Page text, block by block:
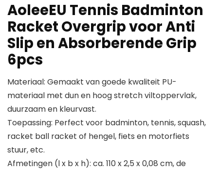
AoleeEU Tennis Badminton
Racket Overgrip voor Anti
Slip en Absorberende Grip
6pcs
Materiaal: Gemaakt van goede kwaliteit PU-
materiaal met dun en hoog stretch viltoppervlak,
duurzaam en kleurvast.
Toepassing: Perfect voor badminton, tennis, squash,
racket ball racket of hengel, fiets en motorfiets
stuur, etc.
Afmetingen (l x b x h): ca. 110 x 2,5 x 0,08 cm, de